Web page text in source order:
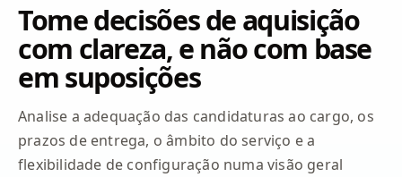
Tome decisões de aquisição
com clareza, e não com base
em suposições
Analise a adequação das candidaturas ao cargo, os
prazos de entrega, o âmbito do serviço e a
flexibilidade de configuração numa visão geral